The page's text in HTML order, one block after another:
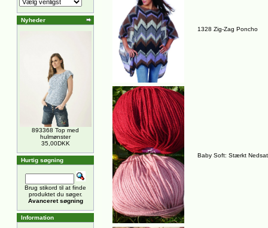
Nyheder
893368 Top med
hulmønster
35,00DKK
Hurtig søgning
Brug stikord til at finde
produktet du søger.
Avanceret søgning
Information
1328 Zig-Zag Poncho
Baby Soft: Stærkt